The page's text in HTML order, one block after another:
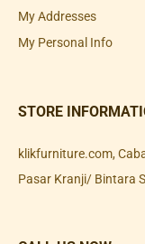
My Addresses
My Personal Info
STORE
klikfurniture.com,
Pasar Kranji/ Bintara